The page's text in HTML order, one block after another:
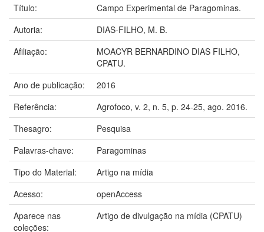
Título:
Campo Experimental de Paragominas.
Autoria:
DIAS-FILHO, M. B.
Afiliação:
MOACYR BERNARDINO DIAS FILHO,
CPATU.
Ano de publicação:
2016
Referência:
Agrofoco, v. 2, n. 5, p. 24-25, ago. 2016.
Thesagro:
Pesquisa
Palavras-chave:
Paragominas
Tipo do Material:
Artigo na mídia
Acesso:
openAccess
Aparece nas
coleções:
Artigo de divulgação na mídia (CPATU)